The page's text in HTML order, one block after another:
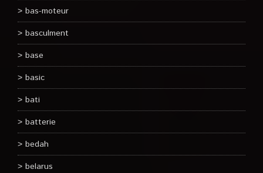
bas-moteur
basculment
base
basic
bati
batterie
bedah
belarus